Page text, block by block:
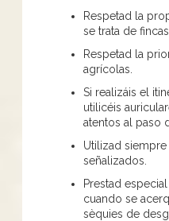
Respetad la
se trata de
Respetad la
agrícolas.
Si realizáis el
utilicéis
atentos al paso
Utilizad
señalizados.
Prestad
cuando se
sèquies de